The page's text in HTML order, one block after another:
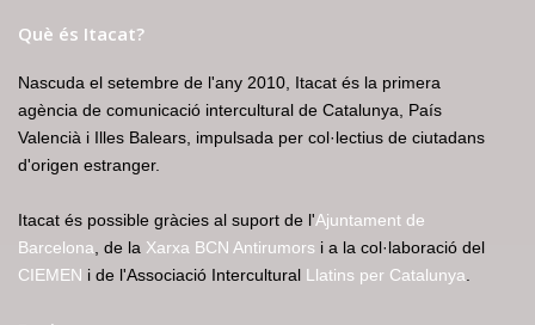
Què és Itacat?
Nascuda el setembre de l'any 2010, Itacat és la primera
agència de comunicació intercultural de Catalunya, País
Valencià i Illes Balears, impulsada per col·lectius de ciutadans
d'origen estranger.
Itacat és possible gràcies al suport de l'Ajuntament de
Barcelona , de la Xarxa BCN Antirumors i a la col·laboració del
CIEMEN i de l'Associació Intercultural Llatins per Catalunya